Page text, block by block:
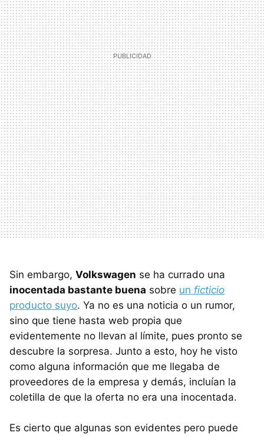
Sin embargo, Volkswagen se ha currado una
inocentada bastante buena sobre un ficticio
producto suyo. Ya no es una noticia o un rumor,
sino que tiene hasta web propia que
evidentemente no llevan al límite, pues pronto se
descubre la sorpresa. Junto a esto, hoy he visto
como alguna información que me llegaba de
proveedores de la empresa y demás, incluían la
coletilla de que la oferta no era una inocentada.
Es cierto que algunas son evidentes pero puede